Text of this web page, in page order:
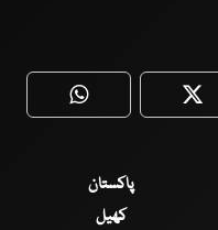
WhatsApp
پاکستان
کھیل